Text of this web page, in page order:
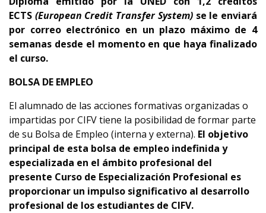
ECTS (European Credit Transfer System) se le enviará
por correo electrónico en un plazo máximo de 4
semanas desde el momento en que haya finalizado
el curso.
BOLSA DE EMPLEO
El alumnado de las acciones formativas organizadas o
impartidas por CIFV tiene la posibilidad de formar parte
de su Bolsa de Empleo (interna y externa). El objetivo
principal de esta bolsa de empleo indefinida y
especializada en el ámbito profesional del
presente Curso de Especialización Profesional es
proporcionar un impulso significativo al desarrollo
profesional de los estudiantes de CIFV.